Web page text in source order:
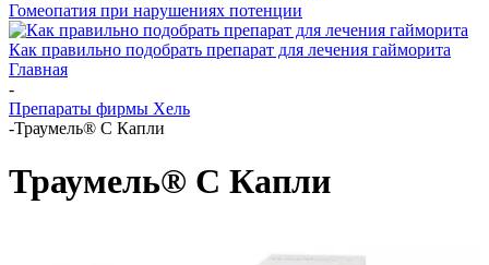
Гомеопатия при нарушениях потенции
Как правильно подобрать препарат для лечения гайморита
Главная
-
Препараты фирмы Хель
-Траумель® C Капли
Траумель® C Капли